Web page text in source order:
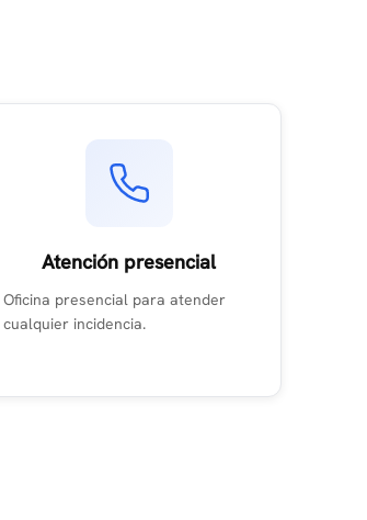
Atención presencial
Oficina presencial para atender
cualquier incidencia.